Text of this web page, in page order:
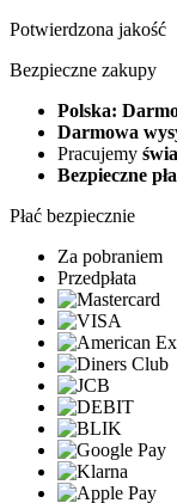
Potwierdzona jakość
Bezpieczne zakupy
Polska:
Darmowa
Pracujemy
Bezpieczne
Płać bezpiecznie
Za pobraniem
Przedpłata